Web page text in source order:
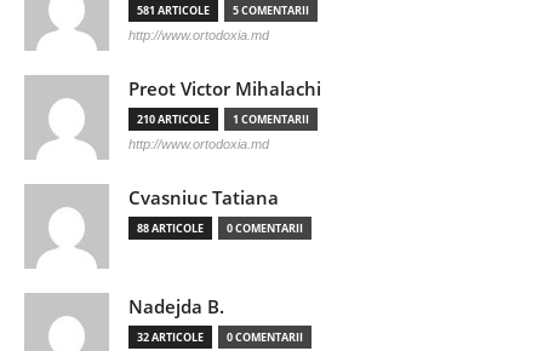
581 ARTICOLE 5 COMENTARII
http://www.ortodoxia.md
Preot Victor Mihalachi
210 ARTICOLE 1 COMENTARII
http://www.ortodoxia.md
Cvasniuc Tatiana
88 ARTICOLE 0 COMENTARII
Nadejda B.
32 ARTICOLE 0 COMENTARII